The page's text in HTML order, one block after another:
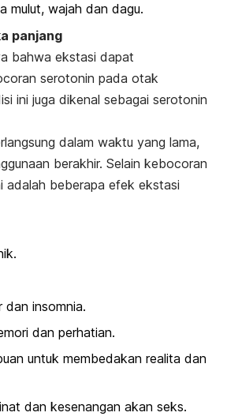
mulut, wajah dan dagu.
panjang
bahwa ekstasi dapat
serotonin pada otak
ini juga dikenal sebagai serotonin
dalam waktu yang lama,
berakhir. Selain kebocoran
adalah beberapa efek ekstasi
dan insomnia.
dan perhatian.
untuk membedakan realita dan
dan kesenangan akan seks.